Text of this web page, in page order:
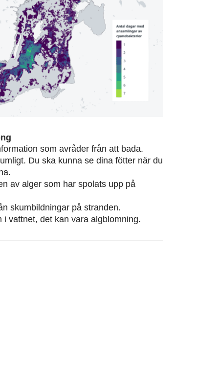
som avråder från att bada.
Du ska kunna se dina fötter när du
av alger som har spolats upp på
skumbildningar på stranden.
i vattnet, det kan vara algblomning.